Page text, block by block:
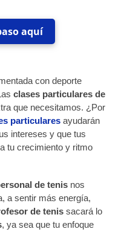
aquí
con deporte
clases particulares de
que necesitamos. ¿Por
particulares ayudarán
intereses y que tus
tu crecimiento y ritmo
de tenis nos
a sentir más energía,
de tenis sacará lo
, ya sea que tu enfoque